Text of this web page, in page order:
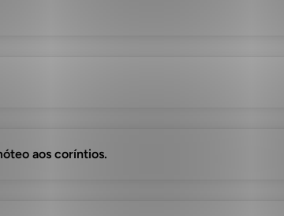
aos coríntios.